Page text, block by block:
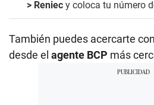
> Reniec y coloca tu número
También puedes acercarte
desde el agente BCP más